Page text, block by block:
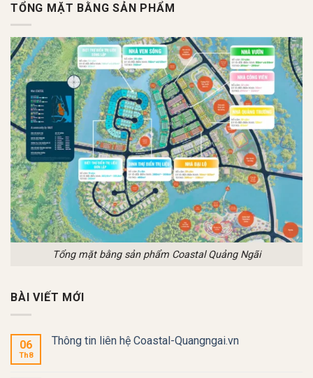
TỔNG MẶT BẰNG SẢN PHẨM
Tổng mặt bằng sản phẩm Coastal Quảng Ngãi
BÀI VIẾT MỚI
06
Th8
Thông tin liên hệ Coastal-Quangngai.vn